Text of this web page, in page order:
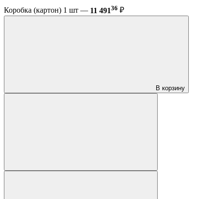
Коробка (картон) 1 шт — 11 49136 ₽
В корзину